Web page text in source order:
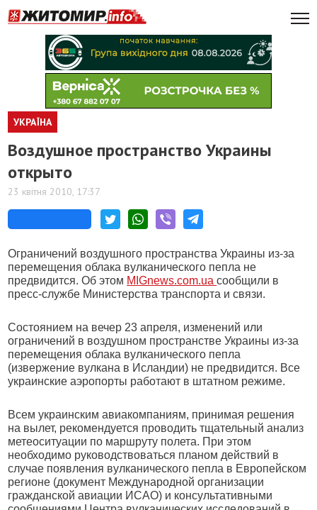
УКРАЇНА
Воздушное пространство Украины
открыто
23 квітня 2010, 17:37
Ограничений воздушного пространства Украины из-за
перемещения облака вулканического пепла не
предвидится. Об этом MIGnews.com.uaсообщили в
пресс-службе Министерства транспорта и связи.
Состоянием на вечер 23 апреля, изменений или
ограничений в воздушном пространстве Украины из-за
перемещения облака вулканического пепла
(извержение вулкана в Исландии) не предвидится. Все
украинские аэропорты работают в штатном режиме.
Всем украинским авиакомпаниям, принимая решения
на вылет, рекомендуется проводить тщательный анализ
метеоситуации по маршруту полета. При этом
необходимо руководствоваться планом действий в
случае появления вулканического пепла в Европейском
регионе (документ Международной организации
гражданской авиации ИСАО) и консультативными